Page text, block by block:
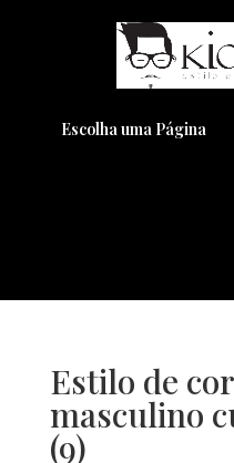
Escolha uma Página
Estilo de
masculino
(9)
Pensando